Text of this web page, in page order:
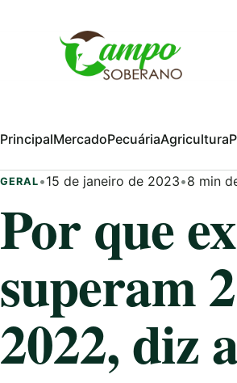
PrincipalMercadoPecuáriaAgricultura
GERAL •15 de janeiro de 2023•8 min
Por que
superam
2022, diz